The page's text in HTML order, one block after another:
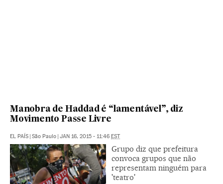
Manobra de Haddad é “lamentável”, diz
Movimento Passe Livre
EL PAÍS | São Paulo | JAN 16, 2015 - 11:46 EST
Grupo diz que prefeitura
convoca grupos que não
representam ninguém para
'teatro'